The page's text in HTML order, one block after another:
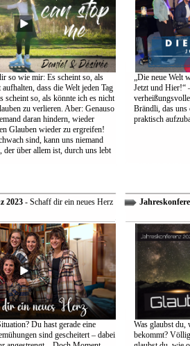
so wie mir: Es scheint so, als
dass die Welt jeden Tag
scheint so, als könnte ich es nicht
zu verlieren. Aber: Genauso
daran hindern, wieder
Glauben wieder zu ergreifen!
sind, kann uns niemand
der über allem ist, durch uns lebt
„Die neue Welt
Jetzt und Hier!“
Brändli, das uns
praktisch
2023- Schaff dir ein neues Herz
Du hast gerade eine
sind gescheitert – dabei
Was glaubst du,
bekommt?